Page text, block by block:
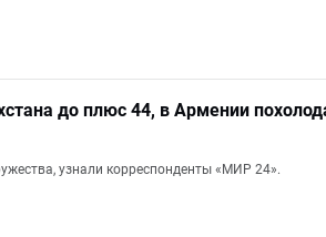
до плюс 44, в Армении
узнали корреспонденты «МИР 24».